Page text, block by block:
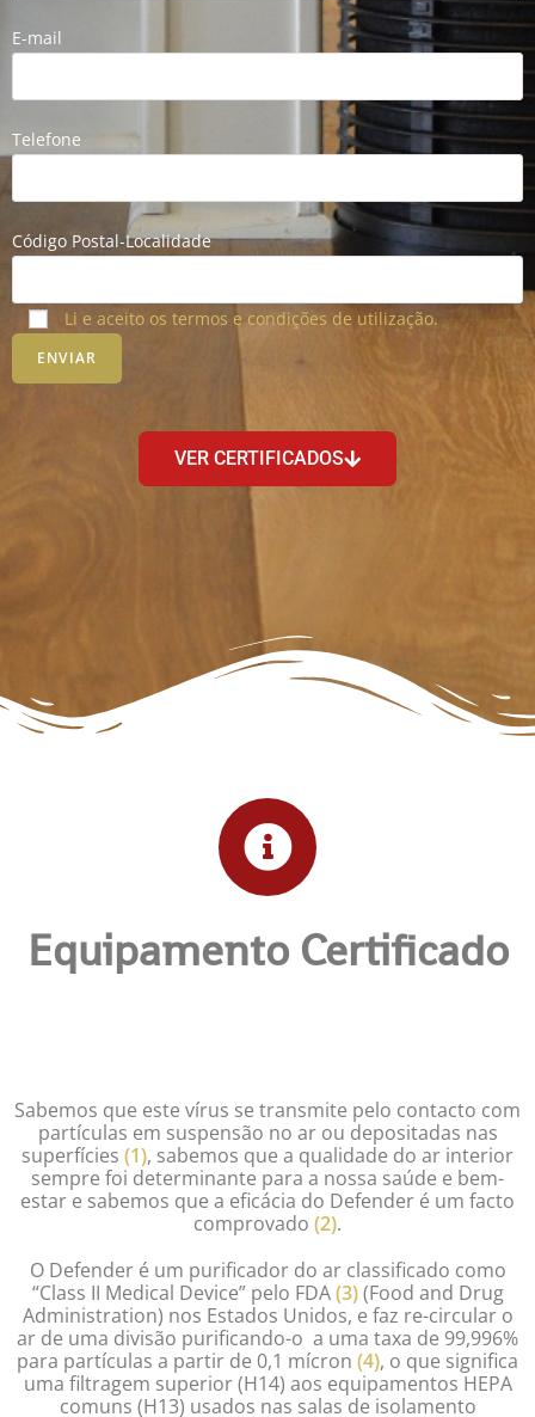
E-mail
Telefone
Código Postal-Localidade
Li e aceito os termos e condições de utilização.
VER CERTIFICADOS
Equipamento Certificado
Sabemos que este vírus se transmite pelo contacto com
partículas em suspensão no ar ou depositadas nas
superfícies (1), sabemos que a qualidade do ar interior
sempre foi determinante para a nossa saúde e bem-
estar e sabemos que a eficácia do Defender é um facto
comprovado (2).
O Defender é um purificador do ar classificado como
“Class II Medical Device” pelo FDA(3)(Food and Drug
Administration) nos Estados Unidos, e faz re-circular o
ar de uma divisão purificando-o a uma taxa de 99,996%
para partículas a partir de 0,1 mícron (4), o que significa
uma filtragem superior (H14) aos equipamentos HEPA
comuns (H13) usados nas salas de isolamento